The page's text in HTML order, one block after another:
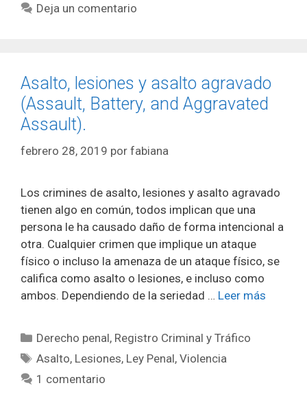
Deja un comentario
Asalto, lesiones y asalto agravado
(Assault, Battery, and Aggravated
Assault).
febrero 28, 2019 por fabiana
Los crimines de asalto, lesiones y asalto agravado
tienen algo en común, todos implican que una
persona le ha causado daño de forma intencional a
otra. Cualquier crimen que implique un ataque
físico o incluso la amenaza de un ataque físico, se
califica como asalto o lesiones, e incluso como
ambos. Dependiendo de la seriedad … Leer más
Categorías
Derecho penal, Registro Criminal y Tráfico
Etiquetas
Asalto, Lesiones, Ley Penal,Violencia
1 comentario